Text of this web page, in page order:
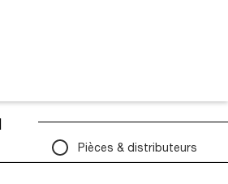
Pièces & distributeurs